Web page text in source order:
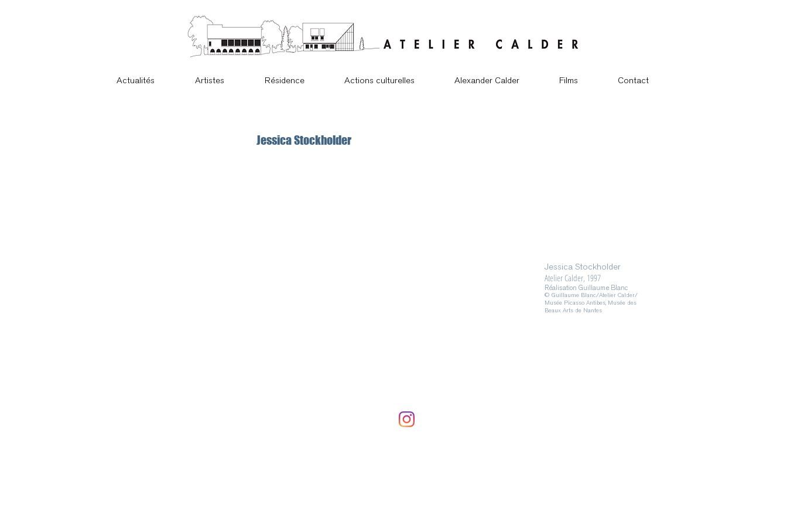
Actualités Artistes Résidence Actions culturelles Alexander Calder Films Contact
Jessica Stockholder
Jessica Stockholder
Atelier Calder, 1997
Réalisation Guillaume Blanc
© Guillaume Blanc/Atelier Calder/
Musée Picasso Antibes, Musée des
Beaux Arts de Nantes